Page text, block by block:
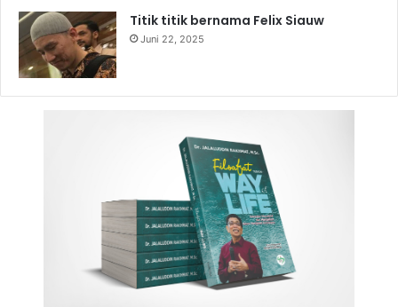
Titik titik bernama Felix Siauw
Juni 22, 2025